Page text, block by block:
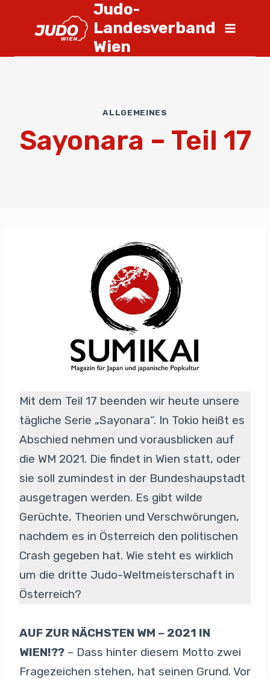
Judo-
Landesverband
Wien
ALLGEMEINES
Sayonara – Teil 17
Mit dem Teil 17 beenden wir heute unsere
tägliche Serie „Sayonara“. In Tokio heißt es
Abschied nehmen und vorausblicken auf
die WM 2021. Die findet in Wien statt, oder
sie soll zumindest in der Bundeshaupstadt
ausgetragen werden. Es gibt wilde
Gerüchte, Theorien und Verschwörungen,
nachdem es in Österreich den politischen
Crash gegeben hat. Wie steht es wirklich
um die dritte Judo-Weltmeisterschaft in
Österreich?
AUF ZUR NÄCHSTEN WM – 2021 IN
WIEN!?? – Dass hinter diesem Motto zwei
Fragezeichen stehen, hat seinen Grund. Vor